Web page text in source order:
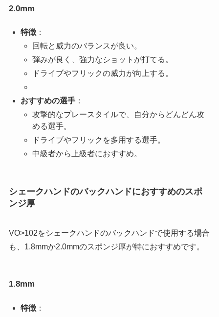
2.0mm
特徴：
回転と威力のバランスが良い。
弾みが良く、強力なショットが打てる。
ドライブやフリックの威力が向上する。
おすすめの選手：
攻撃的なプレースタイルで、自分からどんどん攻
める選手。
ドライブやフリックを多用する選手。
中級者から上級者におすすめ。
シェークハンドのバックハンドにおすすめのスポ
ンジ厚
VO>102をシェークハンドのバックハンドで使用する場合
も、1.8mmか2.0mmのスポンジ厚が特におすすめです。
1.8mm
特徴：